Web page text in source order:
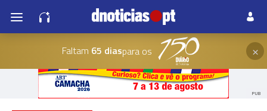
Faltam 65 diaspara os ×
PUB